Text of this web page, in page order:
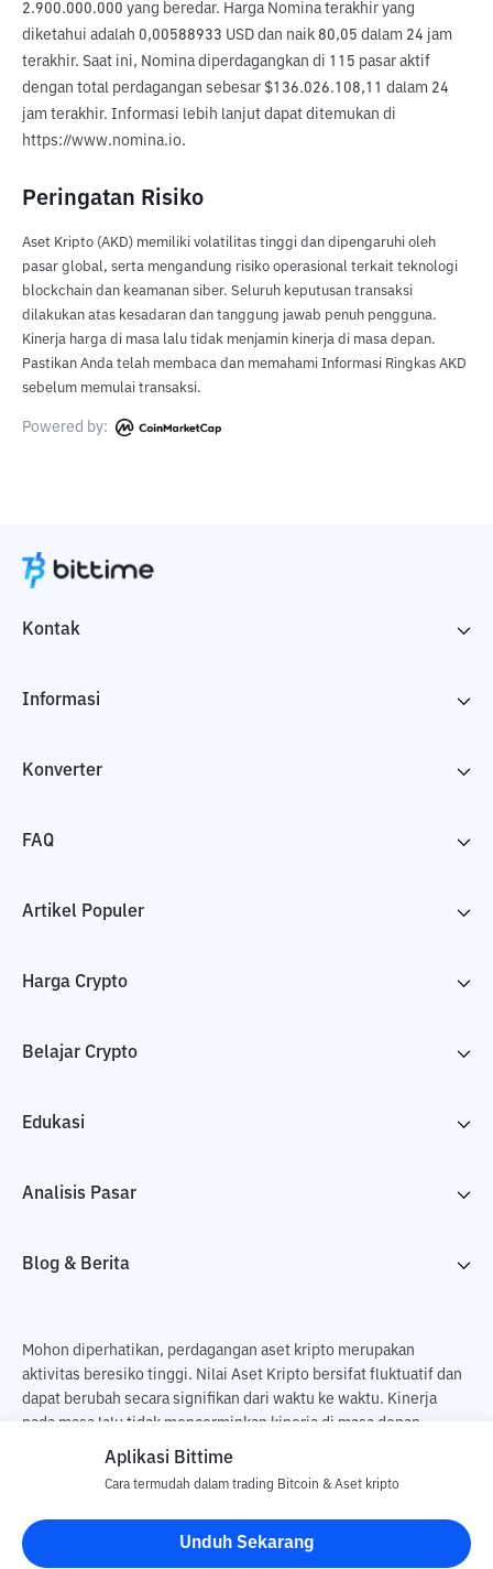
2.900.000.000 yang beredar. Harga Nomina terakhir yang
diketahui adalah 0,00588933 USD dan naik 80,05 dalam 24 jam
terakhir. Saat ini, Nomina diperdagangkan di 115 pasar aktif
dengan total perdagangan sebesar $136.026.108,11 dalam 24
jam terakhir. Informasi lebih lanjut dapat ditemukan di
https://www.nomina.io.
Peringatan Risiko
Aset Kripto (AKD) memiliki volatilitas tinggi dan dipengaruhi oleh
pasar global, serta mengandung risiko operasional terkait teknologi
blockchain dan keamanan siber. Seluruh keputusan transaksi
dilakukan atas kesadaran dan tanggung jawab penuh pengguna.
Kinerja harga di masa lalu tidak menjamin kinerja di masa depan.
Pastikan Anda telah membaca dan memahami Informasi Ringkas AKD
sebelum memulai transaksi.
Powered by:
Kontak
Informasi
Konverter
FAQ
Artikel Populer
Harga Crypto
Belajar Crypto
Edukasi
Analisis Pasar
Blog & Berita
Mohon diperhatikan, perdagangan aset kripto merupakan
aktivitas beresiko tinggi. Nilai Aset Kripto bersifat fluktuatif dan
dapat berubah secara signifikan dari waktu ke waktu. Kinerja
pada masa lalu tidak mencerminkan kinerja di masa depan.
Terdapat risiko kehilangan sebagai dampak dari membeli dan
pengguna. PT Utama Aset Digital Indonesia (Bittime) tidak
bertanggung jawab atas perubahan fluktuasi dari nilai tukar Aset
Kripto.
Aplikasi Bittime
Cara termudah dalam trading Bitcoin & Aset kripto
Unduh Sekarang